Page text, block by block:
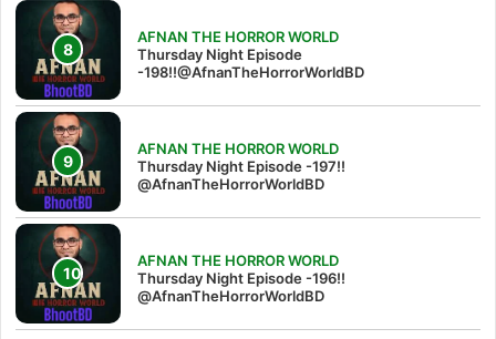
AFNAN THE HORROR WORLD
Thursday Night Episode
-198!!@AfnanTheHorrorWorldBD
AFNAN THE HORROR WORLD
Thursday Night Episode -197!!‪
@AfnanTheHorrorWorldBD‬
AFNAN THE HORROR WORLD
Thursday Night Episode -196!!
@AfnanTheHorrorWorldBD